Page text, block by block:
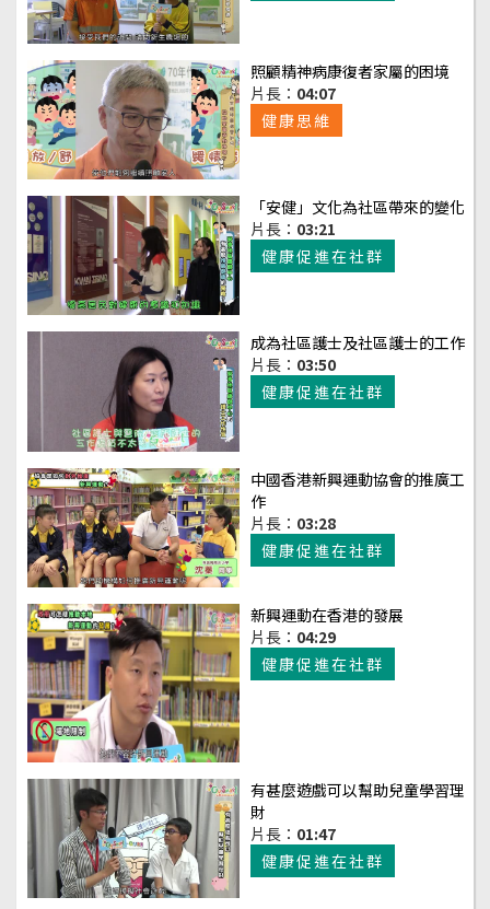
照顧精神病康復者家屬的困境
片長： 04:07
健康思維
「安健」文化為社區帶來的變化
片長： 03:21
健康促進在社群
成為社區護士及社區護士的工作
片長： 03:50
健康促進在社群
中國香港新興運動協會的推廣工
作
片長： 03:28
健康促進在社群
新興運動在香港的發展
片長： 04:29
健康促進在社群
有甚麼遊戲可以幫助兒童學習理
財
片長： 01:47
健康促進在社群